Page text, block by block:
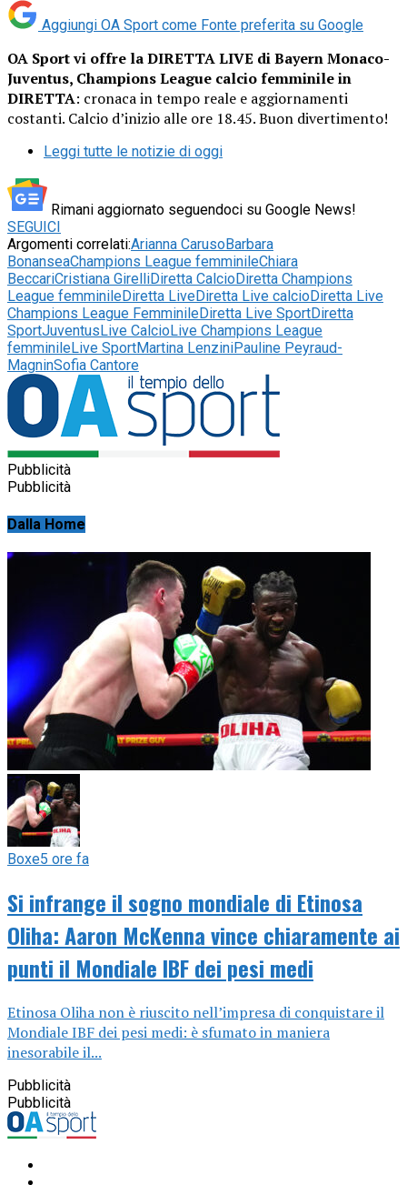
Aggiungi OA Sport come Fonte preferita su Google
OA Sport vi offre la DIRETTA LIVE di Bayern Monaco-
Juventus, Champions League calcio femminile in
DIRETTA: cronaca in tempo reale e aggiornamenti
costanti. Calcio d’inizio alle ore 18.45. Buon divertimento!
Leggi tutte le notizie di oggi
Rimani aggiornato seguendoci su Google News!
SEGUICI
Argomenti correlati:Arianna CarusoBarbara
BonanseaChampions League femminileChiara
BeccariCristiana GirelliDiretta CalcioDiretta Champions
League femminileDiretta LiveDiretta Live calcioDiretta Live
Champions League FemminileDiretta Live SportDiretta
SportJuventus Live CalcioLive Champions League
femminileLive SportMartina LenziniPauline Peyraud-
MagninSofia Cantore
Pubblicità
Pubblicità
Dalla Home
Boxe5 ore fa
Si infrange il sogno mondiale di Etinosa
Oliha: Aaron McKenna vince chiaramente ai
punti il Mondiale IBF dei pesi medi
Etinosa Oliha non è riuscito nell’impresa di conquistare il
Mondiale IBF dei pesi medi: è sfumato in maniera
inesorabile il...
Pubblicità
Pubblicità